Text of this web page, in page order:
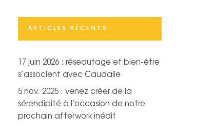
ARTICLES RÉCENTS
17 juin 2026 : réseautage et bien-être
s’associent avec Caudalie
5 nov. 2025 : venez créer de la
sérendipité à l’occasion de notre
prochain afterwork inédit